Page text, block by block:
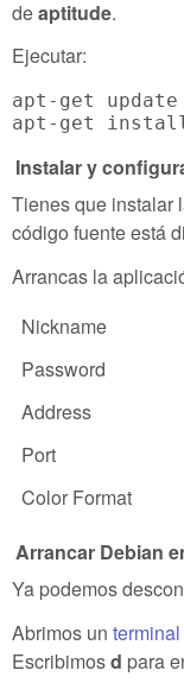
deaptitude.
Ejecutar:
apt-get update
Instalar y
Tienes que instalar
código fuente está
Arrancas la
Nickname
Password
Address
Port
Color Format
Arrancar Debian
Ya podemos
Abrimos un
Escribimosd para